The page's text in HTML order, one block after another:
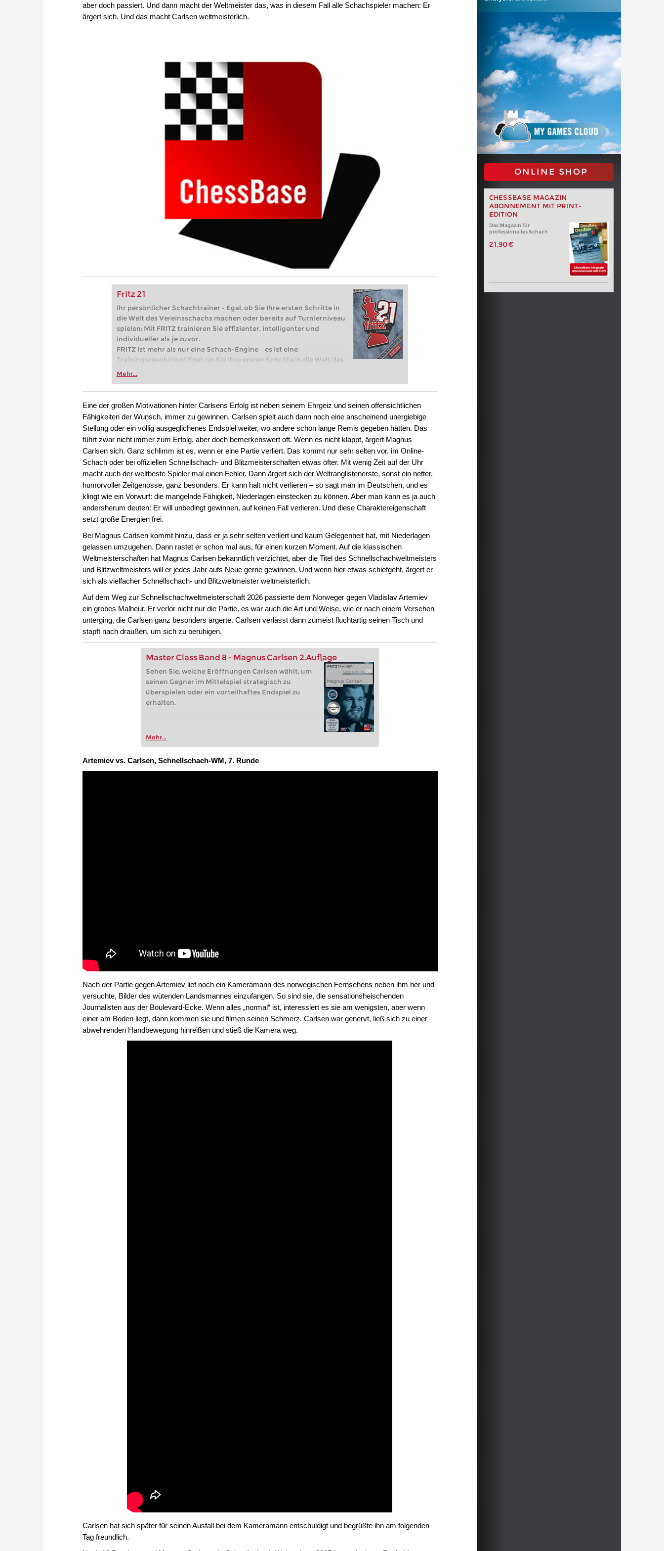
aber doch passiert. Und dann macht der Weltmeister das, was in diesem Fall alle Schachspieler machen: Er
ärgert sich. Und das macht Carlsen weltmeisterlich.
Fritz 21
Ihr persönlicher Schachtrainer - Egal, ob Sie Ihre ersten Schritte in
die Welt des Vereinsschachs machen oder bereits auf Turnierniveau
spielen: Mit FRITZ trainieren Sie effizienter, intelligenter und
individueller als je zuvor.
FRITZ ist mehr als nur eine Schach-Engine – es ist eine
Trainingsrevolution! Egal, ob Sie Ihre ersten Schritte in die Welt des
Vereinsschachs machen oder bereits auf Turnierniveau spielen: Mit
zuvor.
Mehr...
ONLINE SHOP
CHESSBASE MAGAZIN
ABONNEMENT MIT PRINT-
EDITION
Das Magazin für
professionelles Schach
21,90 €
Eine der großen Motivationen hinter Carlsens Erfolg ist neben seinem Ehrgeiz und seinen offensichtlichen
Fähigkeiten der Wunsch, immer zu gewinnen. Carlsen spielt auch dann noch eine anscheinend unergiebige
Stellung oder ein völlig ausgeglichenes Endspiel weiter, wo andere schon lange Remis gegeben hätten. Das
führt zwar nicht immer zum Erfolg, aber doch bemerkenswert oft. Wenn es nicht klappt, ärgert Magnus
Carlsen sich. Ganz schlimm ist es, wenn er eine Partie verliert. Das kommt nur sehr selten vor, im Online-
Schach oder bei offiziellen Schnellschach- und Blitzmeisterschaften etwas öfter. Mit wenig Zeit auf der Uhr
macht auch der weltbeste Spieler mal einen Fehler. Dann ärgert sich der Weltranglistenerste, sonst ein netter,
humorvoller Zeitgenosse, ganz besonders. Er kann halt nicht verlieren – so sagt man im Deutschen, und es
klingt wie ein Vorwurf: die mangelnde Fähigkeit, Niederlagen einstecken zu können. Aber man kann es ja auch
andersherum deuten: Er will unbedingt gewinnen, auf keinen Fall verlieren. Und diese Charaktereigenschaft
setzt große Energien frei.
Bei Magnus Carlsen kommt hinzu, dass er ja sehr selten verliert und kaum Gelegenheit hat, mit Niederlagen
gelassen umzugehen. Dann rastet er schon mal aus, für einen kurzen Moment. Auf die klassischen
Weltmeisterschaften hat Magnus Carlsen bekanntlich verzichtet, aber die Titel des Schnellschachweltmeisters
und Blitzweltmeisters will er jedes Jahr aufs Neue gerne gewinnen. Und wenn hier etwas schiefgeht, ärgert er
sich als vielfacher Schnellschach- und Blitzweltmeister weltmeisterlich.
Auf dem Weg zur Schnellschachweltmeisterschaft 2026 passierte dem Norweger gegen Vladislav Artemiev
ein grobes Malheur. Er verlor nicht nur die Partie, es war auch die Art und Weise, wie er nach einem Versehen
unterging, die Carlsen ganz besonders ärgerte. Carlsen verlässt dann zumeist fluchtartig seinen Tisch und
stapft nach draußen, um sich zu beruhigen.
Master Class Band 8 - Magnus Carlsen 2.Auflage
Sehen Sie, welche Eröffnungen Carlsen wählt, um
seinen Gegner im Mittelspiel strategisch zu
überspielen oder ein vorteilhaftes Endspiel zu
erhalten.
Mehr...
Artemiev vs. Carlsen, Schnellschach-WM, 7. Runde
Nach der Partie gegen Artemiev lief noch ein Kameramann des norwegischen Fernsehens neben ihm her und
versuchte, Bilder des wütenden Landsmannes einzufangen. So sind sie, die sensationsheischenden
Journalisten aus der Boulevard-Ecke. Wenn alles „normal“ ist, interessiert es sie am wenigsten, aber wenn
einer am Boden liegt, dann kommen sie und filmen seinen Schmerz. Carlsen war genervt, ließ sich zu einer
abwehrenden Handbewegung hinreißen und stieß die Kamera weg.
Carlsen hat sich später für seinen Ausfall bei dem Kameramann entschuldigt und begrüßte ihn am folgenden
Tag freundlich.